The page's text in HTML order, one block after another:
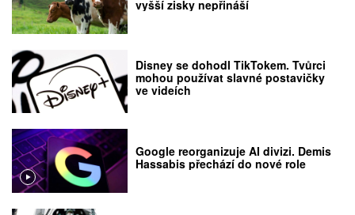
vyšší zisky nepřináší
Disney se dohodl TikTokem. Tvůrci
mohou používat slavné postavičky
ve videích
Google reorganizuje AI divizi. Demis
Hassabis přechází do nové role